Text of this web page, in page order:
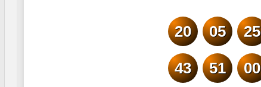
20 05 25
43 51 00